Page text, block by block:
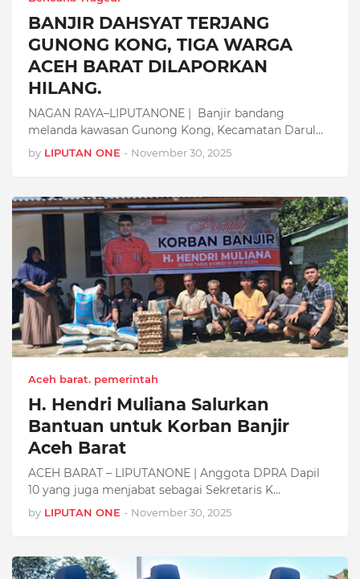
BANJIR DAHSYAT TERJANG
GUNONG KONG, TIGA WARGA
ACEH BARAT DILAPORKAN
HILANG.
NAGAN RAYA–LIPUTANONE | Banjir bandang
melanda kawasan Gunong Kong, Kecamatan Darul
M…
by LIPUTAN ONE - November 30, 2025
Aceh barat. pemerintah
H. Hendri Muliana Salurkan
Bantuan untuk Korban Banjir
Aceh Barat
ACEH BARAT – LIPUTANONE | Anggota DPRA Dapil
10 yang juga menjabat sebagai Sekretaris K…
by LIPUTAN ONE - November 30, 2025